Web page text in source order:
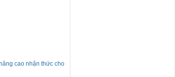
cao nhận thức cho